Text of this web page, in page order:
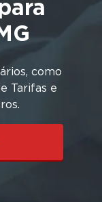
como
Tarifas e